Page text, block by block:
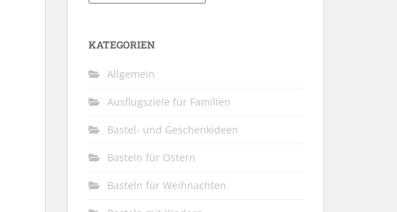
KATEGORIEN
Allgemein
Ausflugsziele für Familien
Bastel- und Geschenkideen
Basteln für Ostern
Basteln für Weihnachten